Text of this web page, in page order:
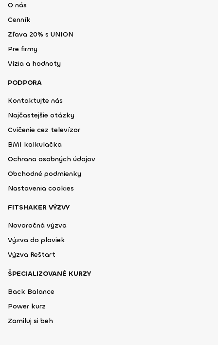
O nás
Cenník
Zľava 20% s UNION
Pre firmy
Vízia a hodnoty
PODPORA
Kontaktujte nás
Najčastejšie otázky
Cvičenie cez televízor
BMI kalkulačka
Ochrana osobných údajov
Obchodné podmienky
Nastavenia cookies
FITSHAKER VÝZVY
Novoročná výzva
Výzva do plaviek
Výzva Reštart
ŠPECIALIZOVANÉ KURZY
Back Balance
Power kurz
Zamiluj si beh